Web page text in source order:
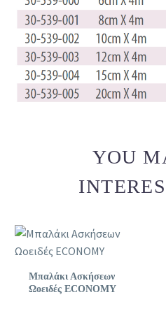
YOU
Μπαλάκι Ασκήσεων
Ωοειδές ECONOMY